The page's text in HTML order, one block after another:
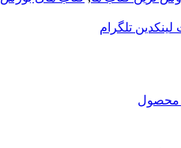
لینکدین تلگرام
محصول